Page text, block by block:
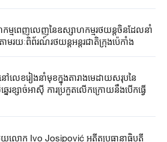
ម្មពេញលេញនៃឧស្សាហកម្មរថយន្តចិនដែលនាំ
រយៈពិព័រណ៍រថយន្តអន្តរជាតិក្រុងប៉េកាំង
េខរៀងនាំមុខក្នុងតារាងមេដាយសរុបនៃ
េរខ្សាច់អាស៊ី ការប្រកួតលើកក្រោយនឹងបើកធ្វើ
លោក Ivo Josipović អតីតប្រធានាធិបតី